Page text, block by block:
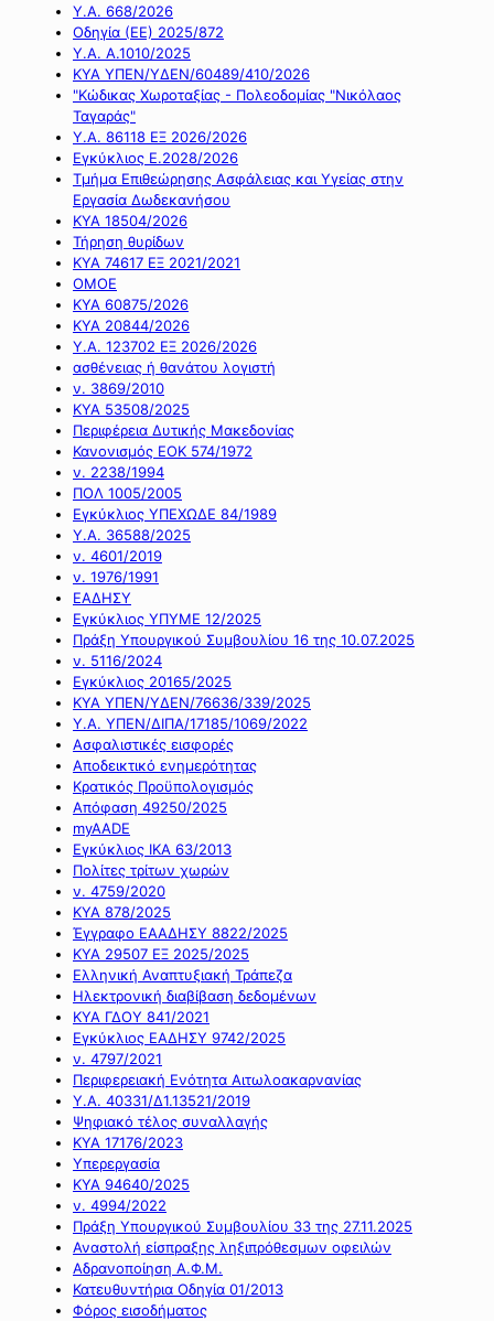
Y.A. 668/2026
Οδηγία (ΕΕ) 2025/872
Υ.Α. Α.1010/2025
ΚΥΑ ΥΠΕΝ/ΥΔΕΝ/60489/410/2026
"Κώδικας Χωροταξίας - Πολεοδομίας "Νικόλαος
Ταγαράς"
Υ.Α. 86118 ΕΞ 2026/2026
Εγκύκλιος Ε.2028/2026
Τμήμα Επιθεώρησης Ασφάλειας και Υγείας στην
Εργασία Δωδεκανήσου
ΚΥΑ 18504/2026
Τήρηση θυρίδων
ΚΥΑ 74617 ΕΞ 2021/2021
ΟΜΟΕ
ΚΥΑ 60875/2026
ΚΥΑ 20844/2026
Υ.Α. 123702 ΕΞ 2026/2026
ασθένειας ή θανάτου λογιστή
ν. 3869/2010
ΚΥΑ 53508/2025
Περιφέρεια Δυτικής Μακεδονίας
Κανονισμός ΕΟΚ 574/1972
ν. 2238/1994
ΠΟΛ 1005/2005
Εγκύκλιος ΥΠΕΧΩΔΕ 84/1989
Υ.Α. 36588/2025
ν. 4601/2019
ν. 1976/1991
ΕΑΔΗΣΥ
Εγκύκλιος ΥΠΥΜΕ 12/2025
Πράξη Υπουργικού Συμβουλίου 16 της 10.07.2025
ν. 5116/2024
Εγκύκλιος 20165/2025
ΚΥΑ ΥΠΕΝ/ΥΔΕΝ/76636/339/2025
Υ.Α. ΥΠΕΝ/ΔΙΠΑ/17185/1069/2022
Ασφαλιστικές εισφορές
Αποδεικτικό ενημερότητας
Κρατικός Προϋπολογισμός
Απόφαση 49250/2025
myAADE
Εγκύκλιος ΙΚΑ 63/2013
Πολίτες τρίτων χωρών
ν. 4759/2020
ΚΥΑ 878/2025
Έγγραφο ΕΑΑΔΗΣΥ 8822/2025
ΚΥΑ 29507 ΕΞ 2025/2025
Ελληνική Αναπτυξιακή Τράπεζα
Ηλεκτρονική διαβίβαση δεδομένων
ΚΥΑ ΓΔΟΥ 841/2021
Εγκύκλιος ΕΑΔΗΣΥ 9742/2025
ν. 4797/2021
Περιφερειακή Ενότητα Αιτωλοακαρνανίας
Υ.Α. 40331/Δ1.13521/2019
Ψηφιακό τέλος συναλλαγής
ΚΥΑ 17176/2023
Υπερεργασία
ΚΥΑ 94640/2025
ν. 4994/2022
Πράξη Υπουργικού Συμβουλίου 33 της 27.11.2025
Αναστολή είσπραξης ληξιπρόθεσμων οφειλών
Αδρανοποίηση Α.Φ.Μ.
Κατευθυντήρια Οδηγία 01/2013
Φόρος εισοδήματος